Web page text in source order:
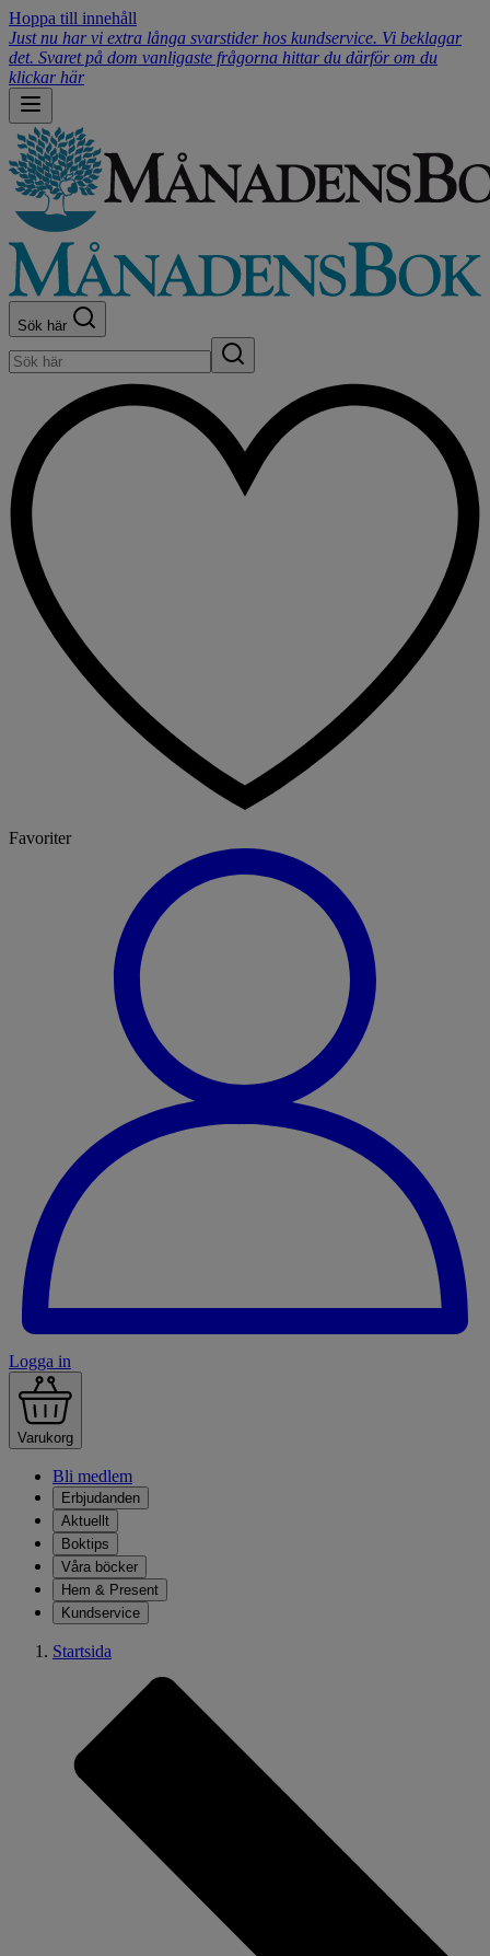
Hoppa till innehåll
Just nu har vi extra långa svarstider hos kundservice. Vi beklagar
det. Svaret på dom vanligaste frågorna hittar du därför om du
klickar här
Sök här
Favoriter
Logga in
Varukorg
Bli medlem
Erbjudanden
Aktuellt
Boktips
Våra böcker
Hem & Present
Kundservice
Startsida